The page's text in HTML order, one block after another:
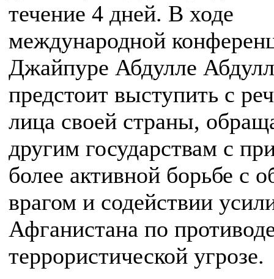
течение 4 дней. В ходе
международной
Джайпуре Абдулле
предстоит выступить с
лица своей страны,
другим государствам с
более активной борьбе с
врагом и содействии
Афганистана по
террористической угрозе.